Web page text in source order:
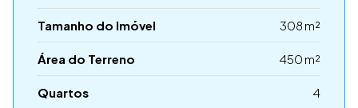
Tamanho do Imóvel 308 m²
Área do Terreno 450 m²
Quartos 4